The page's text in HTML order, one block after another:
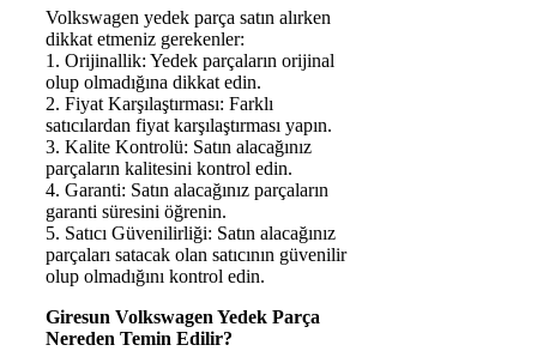
Volkswagen yedek parça satın alırken
dikkat etmeniz gerekenler:
1. Orijinallik: Yedek parçaların orijinal
olup olmadığına dikkat edin.
2. Fiyat Karşılaştırması: Farklı
satıcılardan fiyat karşılaştırması yapın.
3. Kalite Kontrolü: Satın alacağınız
parçaların kalitesini kontrol edin.
4. Garanti: Satın alacağınız parçaların
garanti süresini öğrenin.
5. Satıcı Güvenilirliği: Satın alacağınız
parçaları satacak olan satıcının güvenilir
olup olmadığını kontrol edin.
Giresun Volkswagen Yedek Parça
Nereden Temin Edilir?